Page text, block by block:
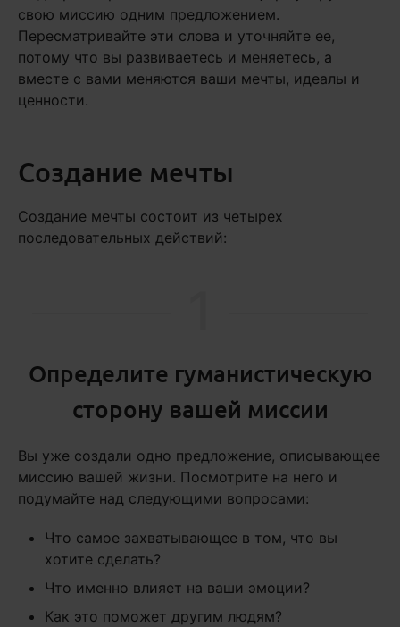
свою миссию одним предложением.
Пересматривайте эти слова и уточняйте ее,
потому что вы развиваетесь и меняетесь, а
вместе с вами меняются ваши мечты, идеалы и
ценности.
Создание мечты
Создание мечты состоит из четырех
последовательных действий:
Определите гуманистическую
сторону вашей миссии
Вы уже создали одно предложение, описывающее
миссию вашей жизни. Посмотрите на него и
подумайте над следующими вопросами:
Что самое захватывающее в том, что вы
хотите сделать?
Что именно влияет на ваши эмоции?
Как это поможет другим людям?